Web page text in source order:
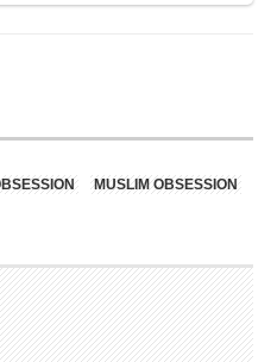
MUSLIM OBSESSION